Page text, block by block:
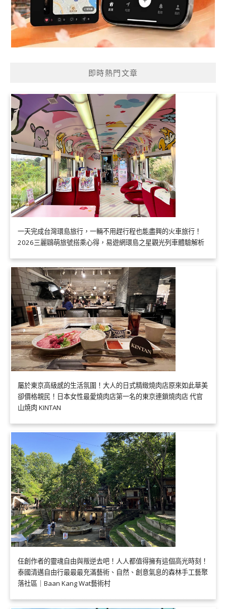
即時熱門文章
一天完成台灣環島旅行，一輛不用趕行程也能盡興的火車旅行！
2026三麗鷗萌旅號搭乘心得，易遊網環島之星觀光列車體驗解析
屬於東京高級感的生活氛圍！大人的日式精緻燒肉店原來如此華美
卻價格親民！日本女性最愛燒肉店第一名的東京連鎖燒肉店 代官
山焼肉 KINTAN
任創作者的靈魂自由與叛逆去吧！人人都值得擁有這個高光時刻！
泰國清邁自由行最最最充滿藝術、自然、創意氣息的森林手工藝聚
落社區｜Baan Kang Wat藝術村